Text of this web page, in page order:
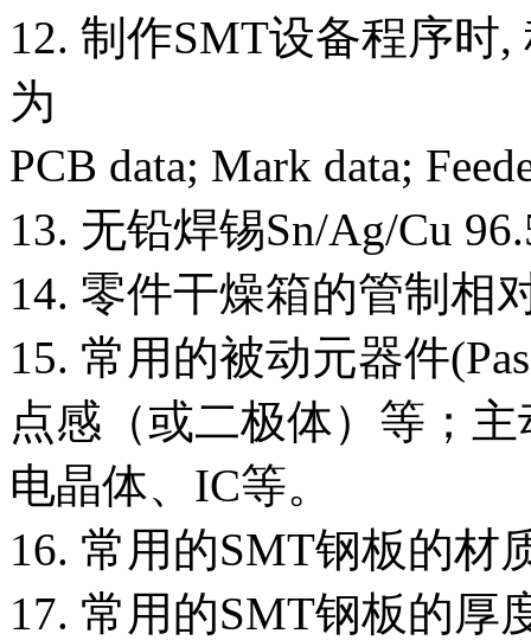
12. 制作SMT设备程序时
为
PCB data; Mark data;
13. 无铅焊锡Sn/Ag/Cu
14. 零件干燥箱的管制相
15. 常用的被动元器件
点感（或二极体）等；
电晶体、IC等。
16. 常用的SMT钢板的材
17. 常用的SMT钢板的厚